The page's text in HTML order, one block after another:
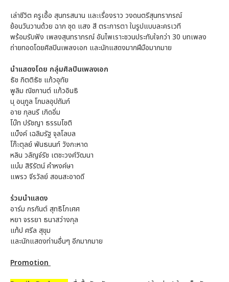
เล่าชีวิต ครูเอื้อ สุนทรสนาน และเรื่องราว วงดนตรีสุนทราภรณ์
ย้อนวันวานด้วย ฉาก ชุด แสง สี ตระการตา ในรูปแบบละครเวที
พร้อมรับฟัง เพลงสุนทราภรณ์ อันไพเราะชวนประทับใจกว่า 30 บทเพลง
ถ่ายทอดโดยศิลปินเพลงเอก และนักแสดงมากฝีมือมากมาย
นำแสดงโดย กลุ่มศิลปินเพลงเอก
ธัช กิตติธัช แก้วอุทัย
พูลิม ณิชกานต์ แก้วอินธิ
นุ อนุกูล โกมลอุปถัมภ์
อาย กุลนรี เกิดอิ่ม
โบ๊ท ปรัชญา ธรรมโชติ
แบ็งค์ เฉลิมรัฐ จุลโลบล
โก๊ะตุลย์ พันธนนท์ วังกะหาด
หลิน วลัญจ์รัช เตชะวงศ์วัฒนา
แบ๋ม สิริรัตน์ คำหงค์ษา
แพรว จีรวัลย์ สอนสะอาดดี
ร่วมนำแสดง
อาร์ม กรกันต์ สุทธิโกเศศ
หยา จรรยา ธนาสว่างกุล
แท้ป ศรีล สุขุม
และนักแสดงท่านอื่นๆ อีกมากมาย
Promotion